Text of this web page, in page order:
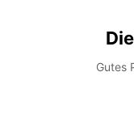
Gutes